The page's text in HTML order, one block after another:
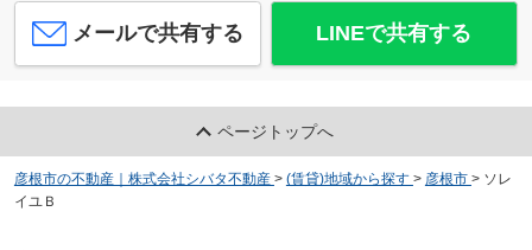
メールで共有する LINEで共有する
ページトップへ
彦根市の不動産｜株式会社シバタ不動産 > (賃貸)地域から探す > 彦根市 > ソレ
イユＢ